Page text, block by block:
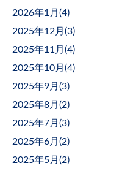
2026年1月(4)
2025年12月(3)
2025年11月(4)
2025年10月(4)
2025年9月(3)
2025年8月(2)
2025年7月(3)
2025年6月(2)
2025年5月(2)